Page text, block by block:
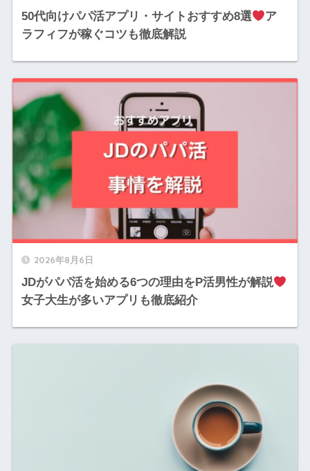
50代向けパパ活アプリ・サイトおすすめ8選
ア
ラフィフが稼ぐコツも徹底解説
2026年8月6日
​​JDがパパ活を始める6つの理由をP活男性が解説
女子大生が多いアプリも徹底紹介